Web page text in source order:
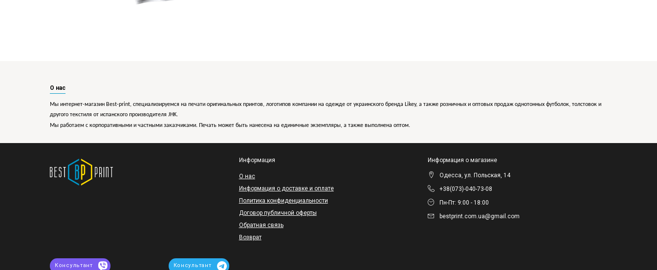
О нас
Мы интернет-магазин Best-print, специализируемся на печати оригинальных принтов, логотипов компании на одежде от украинского бренда Likey, а также розничных и оптовых продаж однотонных футболок, толстовок и
другого текстиля от испанского производителя JHK.
Мы работаем с корпоративными и частными заказчиками. Печать может быть нанесена на единичные экземпляры, а также выполнена оптом.
Информация
O нас
Информация о доставке и оплате
Политика конфиденциальности
Договор публичной оферты
Обратная связь
Возврат
Информация о магазине
Одесса, ул. Польская, 14
+38(073)-040-73-08
Пн-Пт: 9:00 - 18:00
bestprint.com.ua@gmail.com
Консультант Консультант